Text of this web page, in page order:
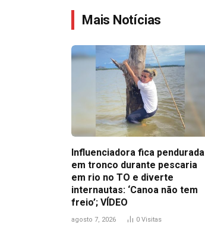
Mais Notícias
Influenciadora fica pendurada
em tronco durante pescaria
em rio no TO e diverte
internautas: ‘Canoa não tem
freio’; VÍDEO
agosto 7, 2026 0 Visitas